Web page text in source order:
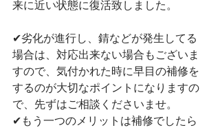
来に近い状態に復活致しました。
✔︎劣化が進行し、錆などが発生してる
場合は、対応出来ない場合もございま
すので、気付かれた時に早目の補修を
するのが大切なポイントになりますの
で、先ずはご相談くださいませ。
✔︎もう一つのメリットは補修でしたら